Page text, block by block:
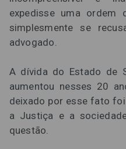
expedisse uma ordem
simplesmente se
advogado.
A dívida do Estado de
aumentou nesses 20
deixado por esse fato
a Justiça e a
questão.